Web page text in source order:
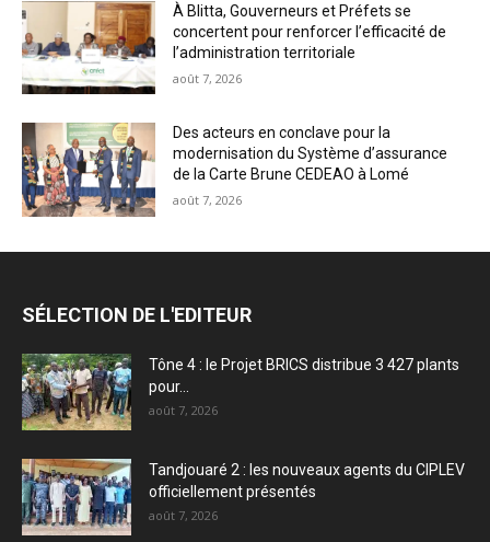
À Blitta, Gouverneurs et Préfets se
concertent pour renforcer l’efficacité de
l’administration territoriale
août 7, 2026
Des acteurs en conclave pour la
modernisation du Système d’assurance
de la Carte Brune CEDEAO à Lomé
août 7, 2026
SÉLECTION DE L'EDITEUR
Tône 4 : le Projet BRICS distribue 3 427 plants
pour...
août 7, 2026
Tandjouaré 2 : les nouveaux agents du CIPLEV
officiellement présentés
août 7, 2026